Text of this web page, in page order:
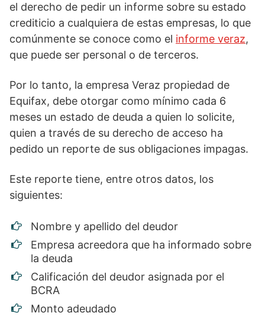
el derecho de pedir un informe sobre su estado
crediticio a cualquiera de estas empresas, lo que
comúnmente se conoce como el informe veraz,
que puede ser personal o de terceros.
Por lo tanto, la empresa Veraz propiedad de
Equifax, debe otorgar como mínimo cada 6
meses un estado de deuda a quien lo solicite,
quien a través de su derecho de acceso ha
pedido un reporte de sus obligaciones impagas.
Este reporte tiene, entre otros datos, los
siguientes:
Nombre y apellido del deudor
Empresa acreedora que ha informado sobre
la deuda
Calificación del deudor asignada por el
BCRA
Monto adeudado